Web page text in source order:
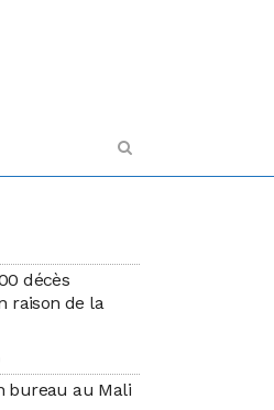
décès
raison de la
bureau au Mali